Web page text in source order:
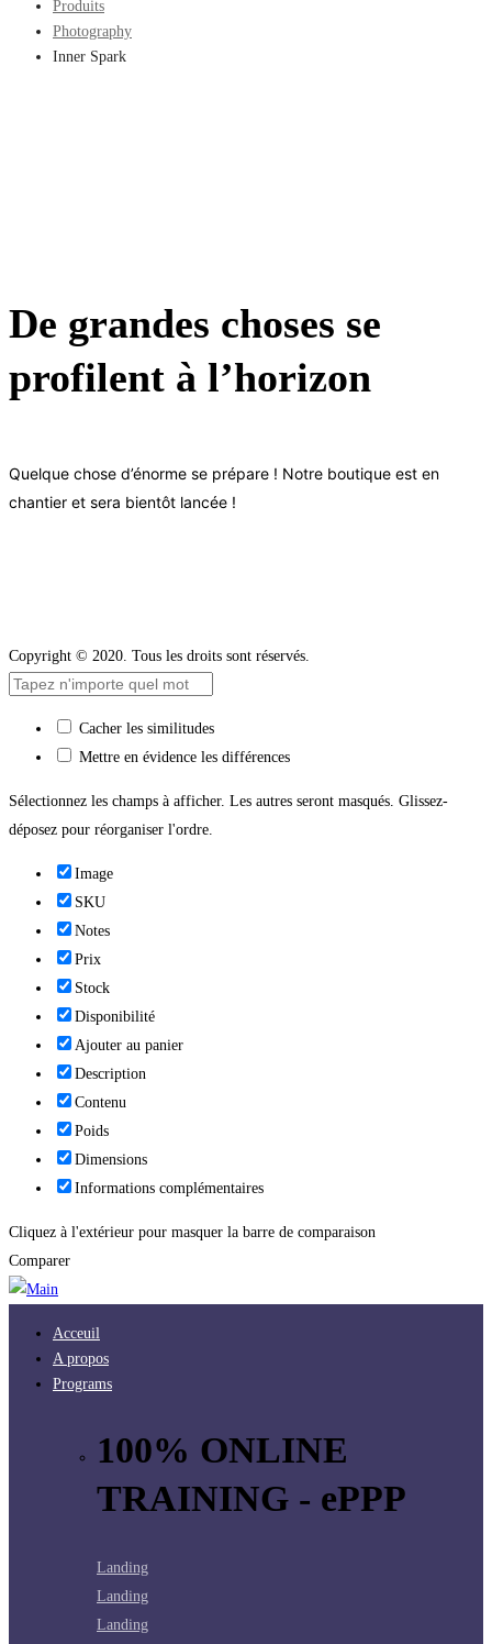
Produits
Photography
Inner Spark
De grandes choses se
profilent à l’horizon
Quelque chose d’énorme se prépare ! Notre boutique est en
chantier et sera bientôt lancée !
Copyright © 2020. Tous les droits sont réservés.
Cacher les similitudes
Mettre en évidence les différences
Sélectionnez les champs à afficher. Les autres seront masqués. Glissez-
déposez pour réorganiser l'ordre.
Image
SKU
Notes
Prix
Stock
Disponibilité
Ajouter au panier
Description
Contenu
Poids
Dimensions
Informations complémentaires
Cliquez à l'extérieur pour masquer la barre de comparaison
Comparer
Acceuil
A propos
Programs
100% ONLINE
TRAINING - ePPP
Landing
Landing
Landing